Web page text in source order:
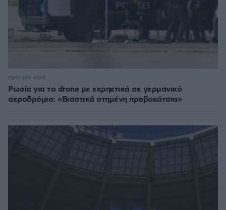
Ρωσία για το drone με εκρηκτικά σε γερμανικό
αεροδρόμιο: «Βιαστικά στημένη προβοκάτσια»
πριν μία ώρα